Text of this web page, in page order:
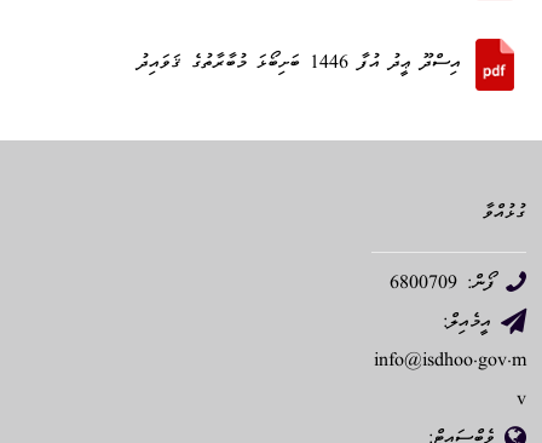
އިސްދޫ ޢީދު އުފާ 1446 ބަށިބޯޅަ މުބާރާތުގެ ޤަވައިދު
ގުޅުއްވާ
ފޯން: 6800709
އީމެއިލް:
info@isdhoo.gov.m
v